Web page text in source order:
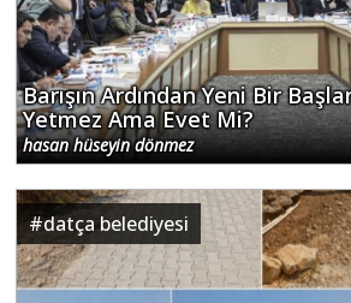
Barışın Ardından Yeni Bir
Yetmez Ama Evet Mi?
hasan hüseyin dönmez
#datça belediyesi